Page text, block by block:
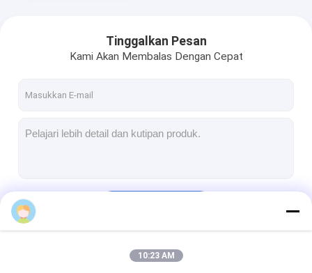
Tinggalkan Pesan
Kami Akan Membalas Dengan Cepat
10:23 AM